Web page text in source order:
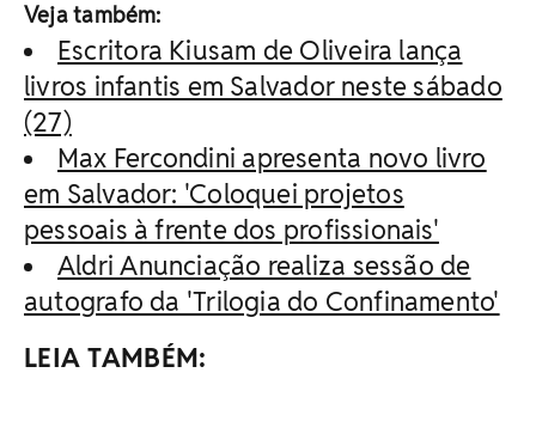
Veja também:
Escritora Kiusam de Oliveira lança
livros infantis em Salvador neste sábado
(27)
Max Fercondini apresenta novo livro
em Salvador: 'Coloquei projetos
pessoais à frente dos profissionais'
Aldri Anunciação realiza sessão de
autografo da 'Trilogia do Confinamento'
LEIA TAMBÉM: